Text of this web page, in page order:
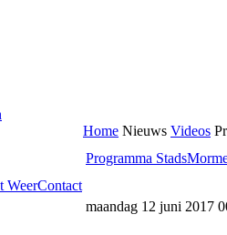
WeerContact
Home Nieuws Videos
Programma
maandag 12 juni 2017